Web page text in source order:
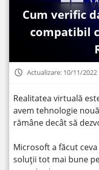
Cum verific
compatibil
Actualizare: 10/11/2022
Realitatea virtuală
avem tehnologie
rămâne decât să
Microsoft a făcut
soluții tot mai bune